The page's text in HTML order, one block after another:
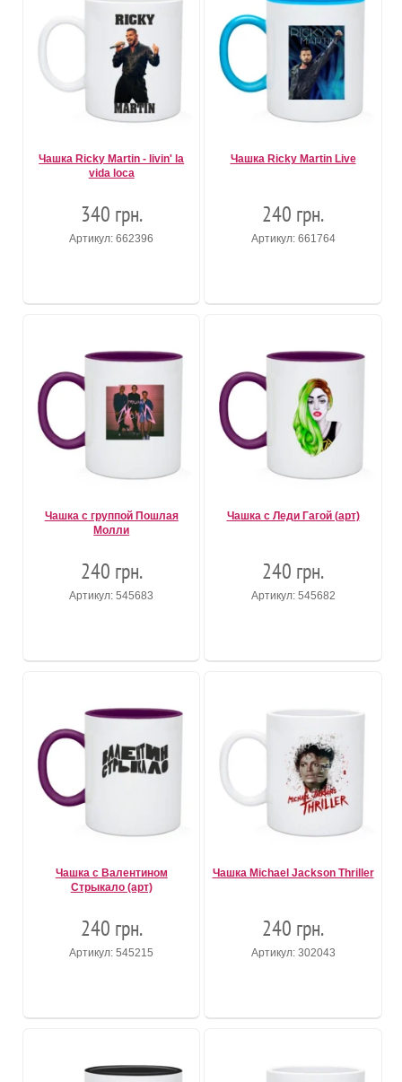
Чашка Ricky Martin - livin' la
vida loca
340 грн.
Артикул: 662396
Чашка Ricky Martin Live
240 грн.
Артикул: 661764
Чашка с группой Пошлая
Молли
240 грн.
Артикул: 545683
Чашка с Леди Гагой (арт)
240 грн.
Артикул: 545682
Чашка с Валентином
Стрыкало (арт)
240 грн.
Артикул: 545215
Чашка Michael Jackson Thriller
240 грн.
Артикул: 302043